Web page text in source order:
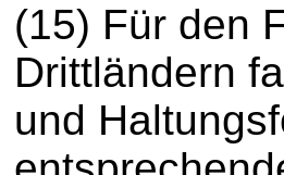
(15) Für den
Drittländern
und